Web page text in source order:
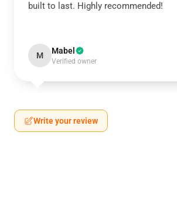
built to last. Highly recommended!
M Mabel
Verified owner
Write your review